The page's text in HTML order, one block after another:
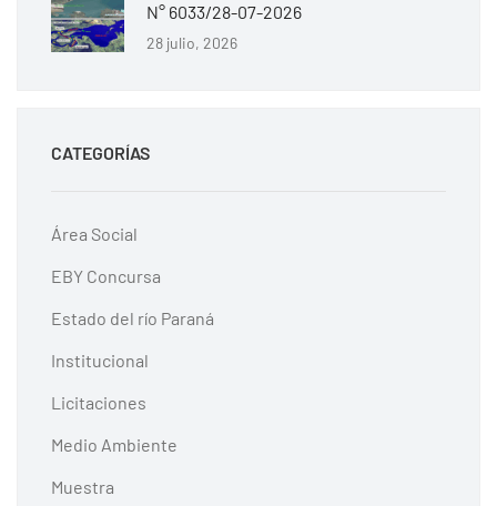
N° 6033/28-07-2026
28 julio, 2026
CATEGORÍAS
Área Social
EBY Concursa
Estado del río Paraná
Institucional
Licitaciones
Medio Ambiente
Muestra